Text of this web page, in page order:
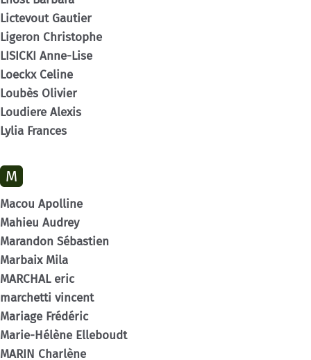
Lictevout Gautier
Ligeron Christophe
LISICKI Anne-Lise
Loeckx Celine
Loubès Olivier
Loudiere Alexis
Lylia Frances
M
Macou Apolline
Mahieu Audrey
Marandon Sébastien
Marbaix Mila
MARCHAL eric
marchetti vincent
Mariage Frédéric
Marie-Hélène Elleboudt
MARIN Charlène